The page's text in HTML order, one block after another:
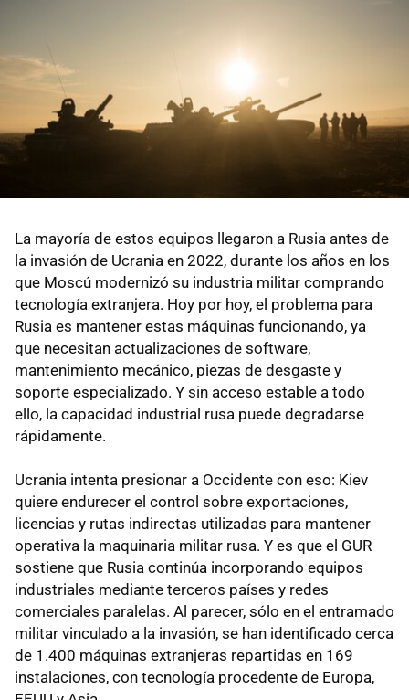
La mayoría de estos equipos llegaron a Rusia antes de
la invasión de Ucrania en 2022, durante los años en los
que Moscú modernizó su industria militar comprando
tecnología extranjera. Hoy por hoy, el problema para
Rusia es mantener estas máquinas funcionando, ya
que necesitan actualizaciones de software,
mantenimiento mecánico, piezas de desgaste y
soporte especializado. Y sin acceso estable a todo
ello, la capacidad industrial rusa puede degradarse
rápidamente.
Ucrania intenta presionar a Occidente con eso: Kiev
quiere endurecer el control sobre exportaciones,
licencias y rutas indirectas utilizadas para mantener
operativa la maquinaria militar rusa. Y es que el GUR
sostiene que Rusia continúa incorporando equipos
industriales mediante terceros países y redes
comerciales paralelas. Al parecer, sólo en el entramado
militar vinculado a la invasión, se han identificado cerca
de 1.400 máquinas extranjeras repartidas en 169
instalaciones, con tecnología procedente de Europa,